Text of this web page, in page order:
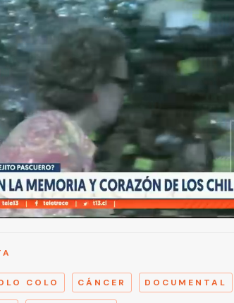
COLO CÁNCER DOCUMENTAL